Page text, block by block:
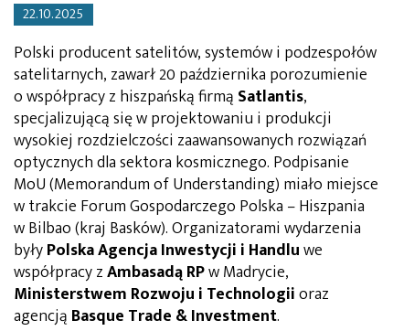
22.10.2025
Polski producent satelitów, systemów i podzespołów
satelitarnych, zawarł 20 października porozumienie
o współpracy z hiszpańską firmą Satlantis,
specjalizującą się w projektowaniu i produkcji
wysokiej rozdzielczości zaawansowanych rozwiązań
optycznych dla sektora kosmicznego. Podpisanie
MoU (Memorandum of Understanding) miało miejsce
w trakcie Forum Gospodarczego Polska – Hiszpania
w Bilbao (kraj Basków). Organizatorami wydarzenia
byłyPolska Agencja Inwestycji i Handluwe
współpracy zAmbasadą RPw Madrycie,
Ministerstwem Rozwoju i Technologiioraz
agencją Basque Trade & Investment.